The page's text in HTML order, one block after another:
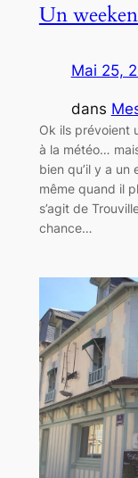
Un
Mai 25,
dans
Ok ils prévoient
à la météo…
bien qu’il y a
même quand il
s’agit de
chance…